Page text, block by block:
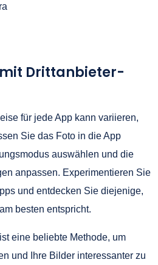
Drittanbieter-
für jede App kann variieren,
Sie das Foto in die App
auswählen und die
anpassen. Experimentieren Sie
und entdecken Sie diejenige,
besten entspricht.
eine beliebte Methode, um
und Ihre Bilder interessanter zu